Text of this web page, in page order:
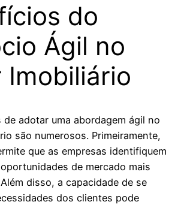
do
Ágil no
Imobiliário
de adotar uma abordagem ágil no
são numerosos. Primeiramente,
que as empresas identifiquem
de mercado mais
disso, a capacidade de se
dos clientes pode